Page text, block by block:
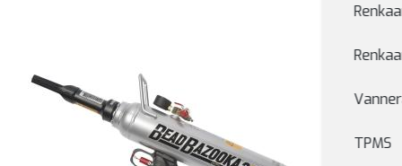
TPMS